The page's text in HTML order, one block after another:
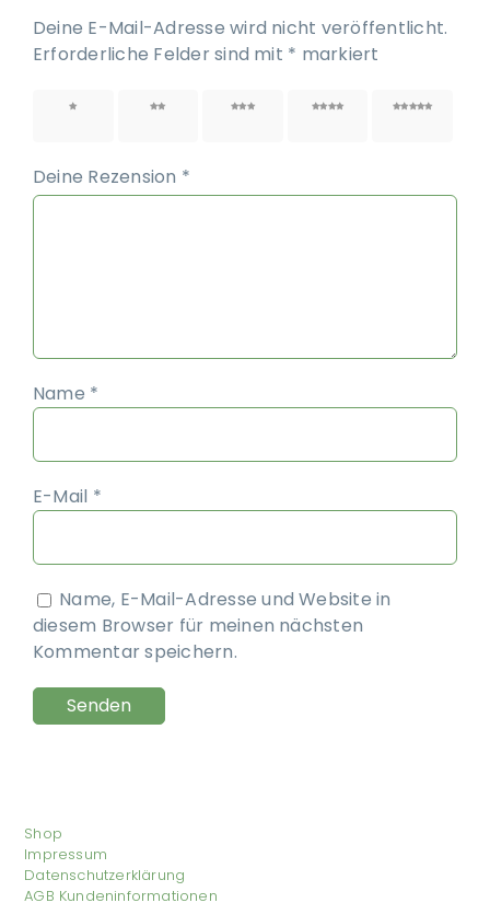
Deine E-Mail-Adresse wird nicht veröffentlicht.
Erforderliche Felder sind mit * markiert
1 von 2 von 3 von 4 von 5 von
Deine Rezension *
Name *
E-Mail *
Name, E-Mail-Adresse und Website in
diesem Browser für meinen nächsten
Kommentar speichern.
Shop
Impressum
Datenschutzerklärung
AGB Kundeninformationen